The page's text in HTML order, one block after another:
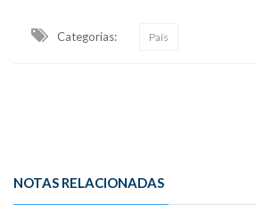
Categorias: País
NOTAS RELACIONADAS